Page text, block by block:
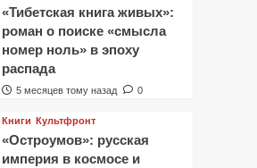
«Тибетская книга живых»:
роман о поиске «смысла
номер ноль» в эпоху
распада
5 месяцев тому назад 0
Книги Культфронт
«Остроумов»: русская
империя в космосе и